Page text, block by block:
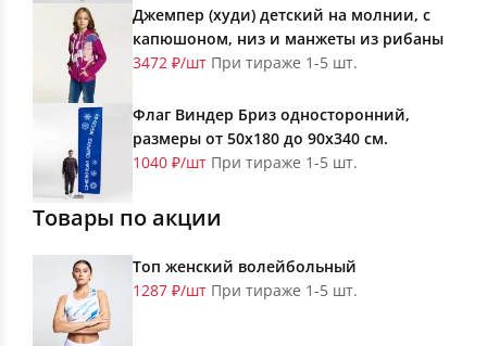
Джемпер (худи) детский на молнии, с
капюшоном, низ и манжеты из рибаны
3472 ₽/шт При тираже 1-5 шт.
Флаг Виндер Бриз односторонний,
размеры от 50х180 до 90х340 см.
1040 ₽/шт При тираже 1-5 шт.
Товары по акции
Топ женский волейбольный
1287 ₽/шт При тираже 1-5 шт.